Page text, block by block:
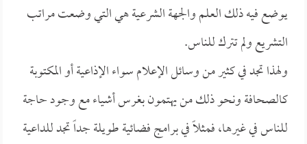
يوضع فيه ذلك العلم والجهة الشرعية هي التي وضعت مراتب
التشريع ولم تترك للناس.
ولهذا تجد في كثير من وسائل الإعلام سواء الإذاعية أو المكتوبة
كالصحافة ونحو ذلك من يهتمون بغرس أشياء مع وجود حاجة
للناس في غيرها، فمثلاً في برامج فضائية طويلة جداً تجد للداعية